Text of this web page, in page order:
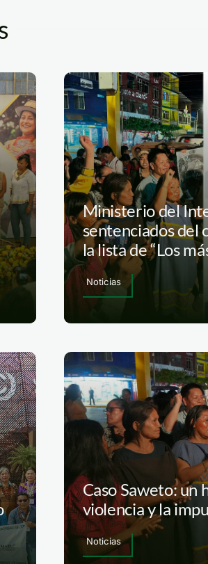
Ministerio del
sentenciados del
la lista de “Los
Noticias
Caso Saweto: un
violencia y la
Noticias